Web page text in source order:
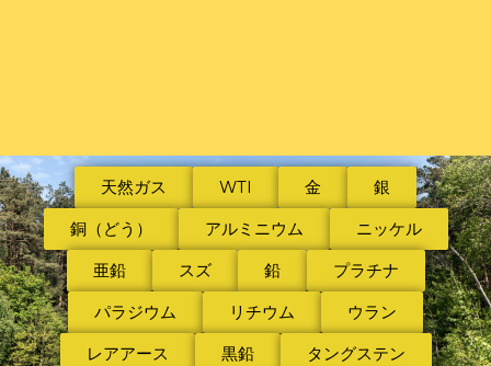
天然ガス WTI 金 銀
銅（どう） アルミニウム ニッケル
亜鉛 スズ 鉛 プラチナ
パラジウム リチウム ウラン
レアアース 黒鉛 タングステン